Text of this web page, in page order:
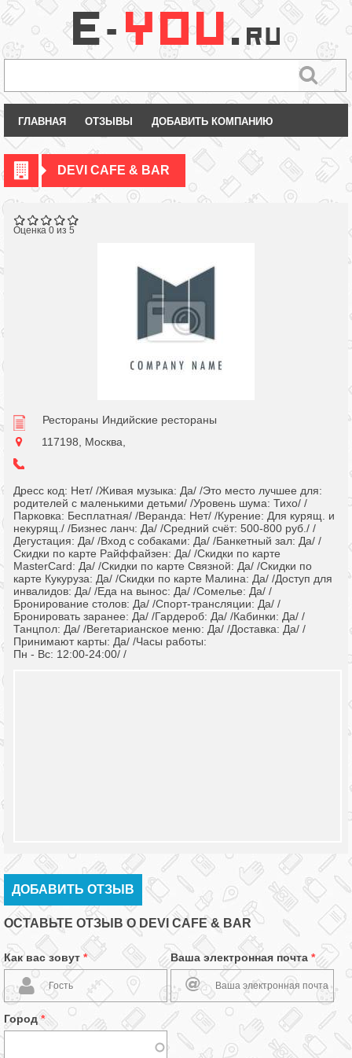
ГЛАВНАЯ ОТЗЫВЫ ДОБАВИТЬ КОМПАНИЮ
DEVI CAFE & BAR
Оценка 0 из 5
Рестораны Индийские рестораны
117198, Москва,
Дресс код: Нет/ /Живая музыка: Да/ /Это место лучшее для:
родителей с маленькими детьми/ /Уровень шума: Тихо/ /
Парковка: Бесплатная/ /Веранда: Нет/ /Курение: Для курящ. и
некурящ./ /Бизнес ланч: Да/ /Средний счёт: 500-800 руб./ /
Дегустация: Да/ /Вход с собаками: Да/ /Банкетный зал: Да/ /
Скидки по карте Райффайзен: Да/ /Скидки по карте
MasterCard: Да/ /Скидки по карте Связной: Да/ /Скидки по
карте Кукуруза: Да/ /Скидки по карте Малина: Да/ /Доступ для
инвалидов: Да/ /Еда на вынос: Да/ /Сомелье: Да/ /
Бронирование столов: Да/ /Спорт-трансляции: Да/ /
Бронировать заранее: Да/ /Гардероб: Да/ /Кабинки: Да/ /
Танцпол: Да/ /Вегетарианское меню: Да/ /Доставка: Да/ /
Принимают карты: Да/ /Часы работы:
Пн - Вс: 12:00-24:00/ /
ДОБАВИТЬ ОТЗЫВ
ОСТАВЬТЕ ОТЗЫВ О DEVI CAFE & BAR
Как вас зовут * Ваша электронная почта *
Город*